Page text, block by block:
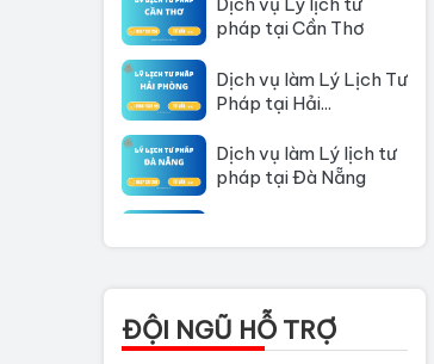
pháp tại Cần Thơ
Pháp tại Hải...
pháp tại Đà Nẵng
Thủ tục làm lý lịch tư
pháp tại Đồng Nai
ĐỘI NGŨ HỖ TRỢ